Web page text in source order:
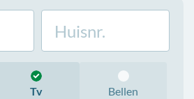
Tv Bellen